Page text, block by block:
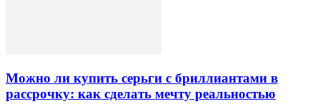
Можно ли купить серьги с бриллиантами в
рассрочку: как сделать мечту реальностью